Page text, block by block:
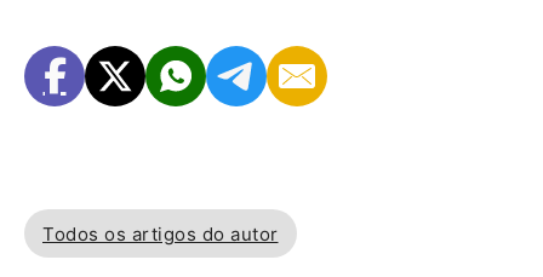
Todos os artigos do autor